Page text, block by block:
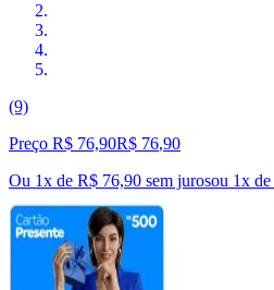
(9)
Preço R$ 76,90R$ 76,90
Ou 1x de R$ 76,90 sem jurosou 1x de